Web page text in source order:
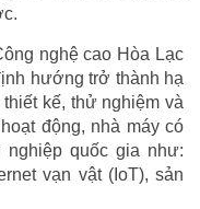
nghệ cao Hòa Lạc
hướng trở thành hạ
kế, thử nghiệm và
động, nhà máy có
quốc gia như:
vạn vật (IoT), sản